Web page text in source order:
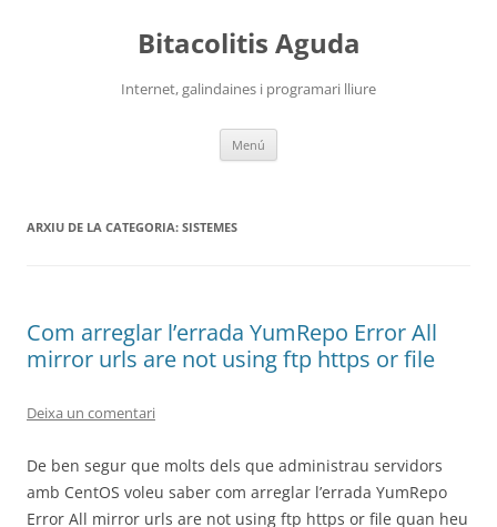
Bitacolitis Aguda
Internet, galindaines i programari lliure
Menú
ARXIU DE LA CATEGORIA: SISTEMES
Com arreglar l’errada YumRepo Error All
mirror urls are not using ftp https or file
Deixa un comentari
De ben segur que molts dels que administrau servidors
amb CentOS voleu saber com arreglar l’errada YumRepo
Error All mirror urls are not using ftp https or file quan heu